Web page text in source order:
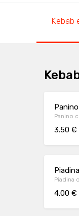
Kebab
Panino
3.50 €
Piadina
4.00 €